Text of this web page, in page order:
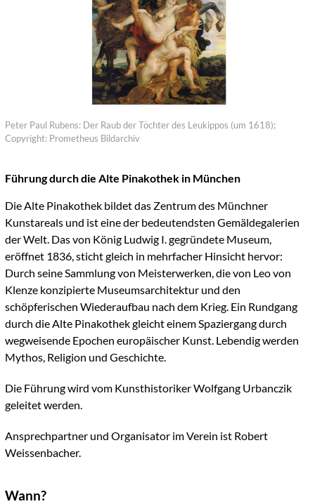
Peter Paul Rubens: Der Raub der Töchter des Leukippos (um 1618);
Copyright: Prometheus Bildarchiv
Führung durch die Alte Pinakothek in München
Die Alte Pinakothek bildet das Zentrum des Münchner
Kunstareals und ist eine der bedeutendsten Gemäldegalerien
der Welt. Das von König Ludwig I. gegründete Museum,
eröffnet 1836, sticht gleich in mehrfacher Hinsicht hervor:
Durch seine Sammlung von Meisterwerken, die von Leo von
Klenze konzipierte Museumsarchitektur und den
schöpferischen Wiederaufbau nach dem Krieg. Ein Rundgang
durch die Alte Pinakothek gleicht einem Spaziergang durch
wegweisende Epochen europäischer Kunst. Lebendig werden
Mythos, Religion und Geschichte.
Die Führung wird vom Kunsthistoriker Wolfgang Urbanczik
geleitet werden.
Ansprechpartner und Organisator im Verein ist Robert
Weissenbacher.
Wann?